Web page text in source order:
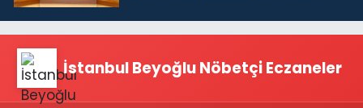
İstanbul Beyoğlu Nöbetçi Eczaneler